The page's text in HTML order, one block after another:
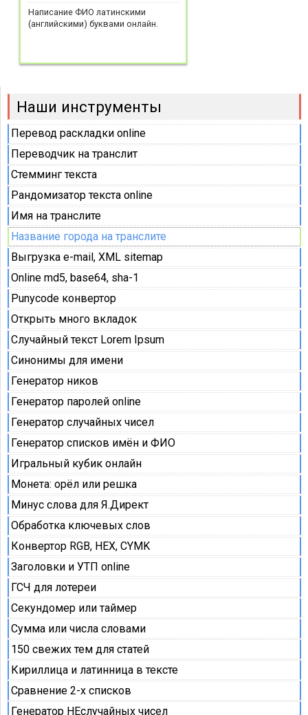
Написание ФИО латинскими
(английскими) буквами онлайн.
Наши инструменты
Перевод раскладки online
Переводчик на транслит
Стемминг текста
Рандомизатор текста online
Имя на транслите
Название города на транслите
Выгрузка e-mail, XML sitemap
Online md5, base64, sha-1
Punycode конвертор
Открыть много вкладок
Случайный текст Lorem Ipsum
Синонимы для имени
Генератор ников
Генератор паролей online
Генератор случайных чисел
Генератор списков имён и ФИО
Игральный кубик онлайн
Монета: орёл или решка
Минус слова для Я.Директ
Обработка ключевых слов
Конвертор RGB, HEX, CYMK
Заголовки и УТП online
ГСЧ для лотереи
Секундомер или таймер
Сумма или числа словами
150 свежих тем для статей
Кириллица и латинница в тексте
Сравнение 2-х списков
Генератор НЕслучайных чисел